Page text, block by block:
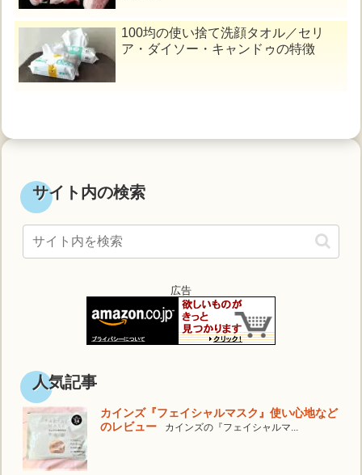
100均の使い捨て洗顔タオル／セリ
ア・ダイソー・キャンドゥの特徴
サイト内の検索
広告
人気記事
カインズ『フェイシャルマスク』使い心地など
のレビュー
カインズの『フェイシャルマ...